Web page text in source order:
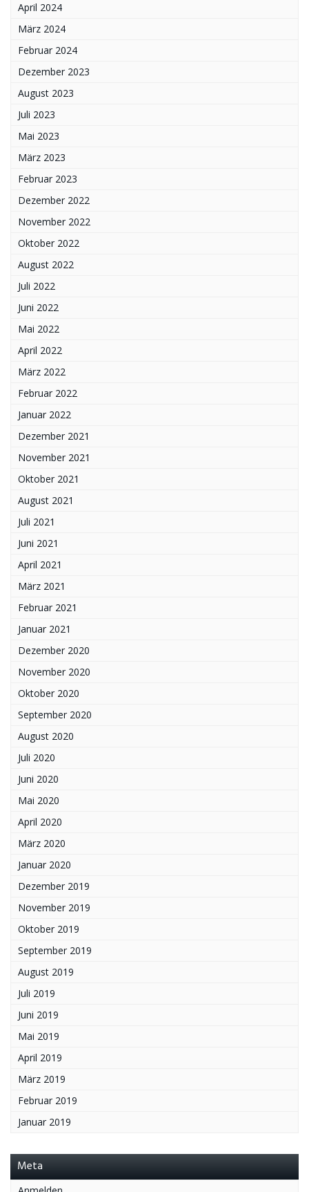
April 2024
März 2024
Februar 2024
Dezember 2023
August 2023
Juli 2023
Mai 2023
März 2023
Februar 2023
Dezember 2022
November 2022
Oktober 2022
August 2022
Juli 2022
Juni 2022
Mai 2022
April 2022
März 2022
Februar 2022
Januar 2022
Dezember 2021
November 2021
Oktober 2021
August 2021
Juli 2021
Juni 2021
April 2021
März 2021
Februar 2021
Januar 2021
Dezember 2020
November 2020
Oktober 2020
September 2020
August 2020
Juli 2020
Juni 2020
Mai 2020
April 2020
März 2020
Januar 2020
Dezember 2019
November 2019
Oktober 2019
September 2019
August 2019
Juli 2019
Juni 2019
Mai 2019
April 2019
März 2019
Februar 2019
Januar 2019
Meta